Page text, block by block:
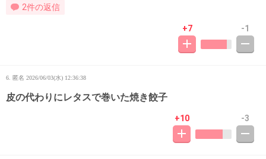
2件の返信
+7 -1
6. 匿名 2026/06/03(水) 12:36:38
皮の代わりにレタスで巻いた焼き餃子
+10 -3